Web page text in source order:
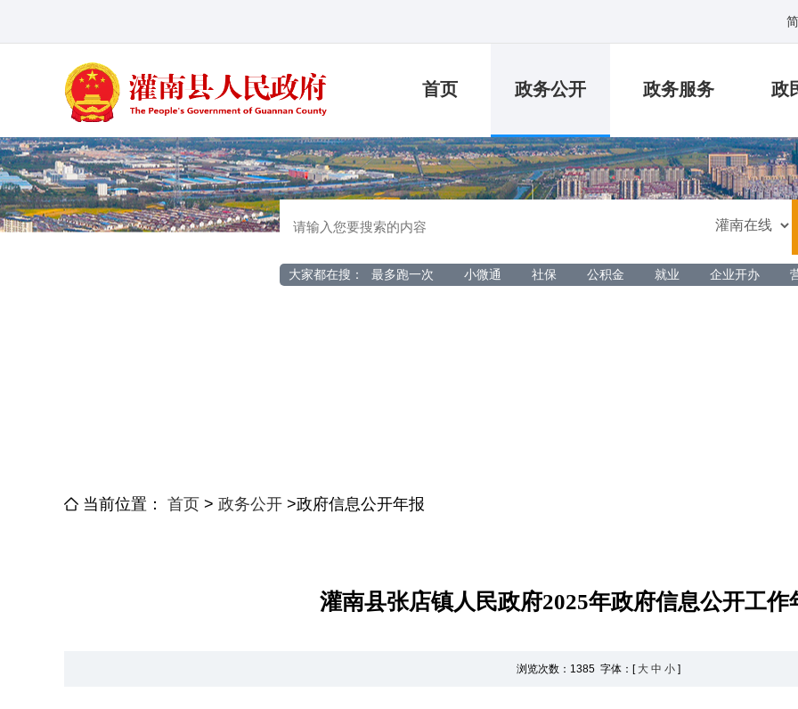
首页 政务公开 政务服务 政
大家都在搜： 最多跑一次 小微通 社保 公积金 就业 企业开办
当前位置： 首页 > 政务公开 >政府信息公开年报
灌南县张店镇人民政府2025年政府信息公开工作
浏览次数： 1385 字体：[ 大 中 小 ]